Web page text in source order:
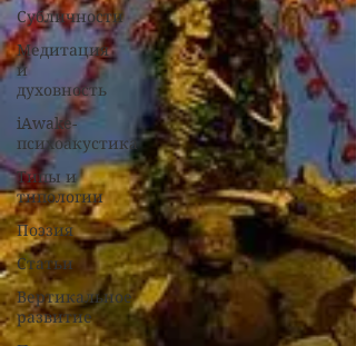
Субличности
Медитация
и
духовность
iAwake-
психоакустика
Типы и
типологии
Поэзия
Статьи
Вертикальное
развитие